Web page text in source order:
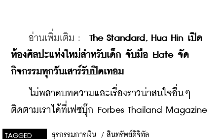
อ่านเพิ่มเติม : The Standard, Hua Hin เปิด
ห้องศิลปะแห่งใหม่สำหรับเด็ก จับมือ Elate จัด
กิจกรรมทุกวันเสาร์รับปิดเทอม
ไม่พลาดบทความและเรื่องราวน่าสนใจอื่นๆ
ติดตามเราได้ที่เฟซบุ๊ก Forbes Thailand Magazine
TAGGED ธุรกรรมการเงิน / สินทรัพย์ดิจิทัล